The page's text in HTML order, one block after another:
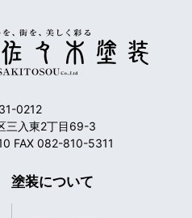
0212
三入東2丁目69-3
FAX 082-810-5311
塗装について